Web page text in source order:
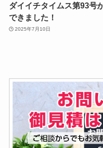
ダイイチタイムス第93号
できました！
2025年7月10日